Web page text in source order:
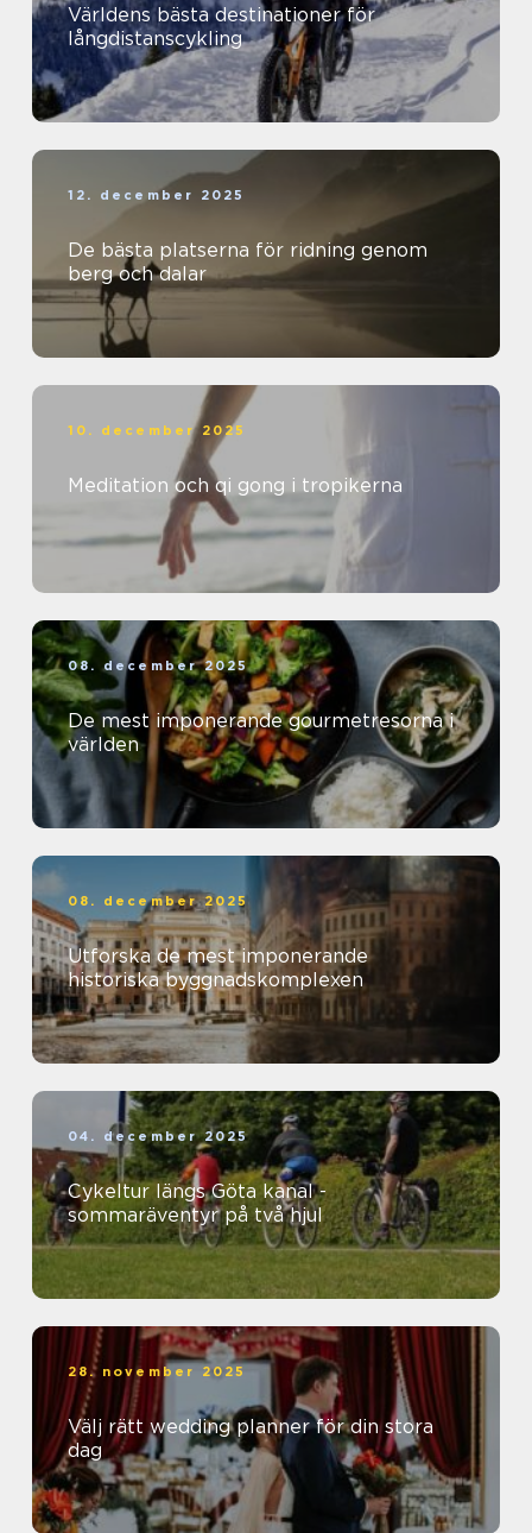
Världens bästa destinationer för
långdistanscykling
12. december 2025
De bästa platserna för ridning genom
berg och dalar
10. december 2025
Meditation och qi gong i tropikerna
08. december 2025
De mest imponerande gourmetresorna i
världen
08. december 2025
Utforska de mest imponerande
historiska byggnadskomplexen
04. december 2025
Cykeltur längs Göta kanal -
sommaräventyr på två hjul
28. november 2025
Välj rätt wedding planner för din stora
dag